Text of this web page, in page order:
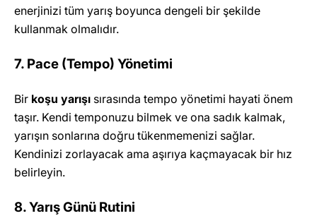
enerjinizi tüm yarış boyunca dengeli bir şekilde
kullanmak olmalıdır.
7. Pace (Tempo) Yönetimi
Bir koşu yarışı sırasında tempo yönetimi hayati önem
taşır. Kendi temponuzu bilmek ve ona sadık kalmak,
yarışın sonlarına doğru tükenmemenizi sağlar.
Kendinizi zorlayacak ama aşırıya kaçmayacak bir hız
belirleyin.
8. Yarış Günü Rutini